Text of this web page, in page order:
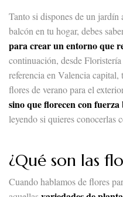
Tanto si dispones de un
balcón en tu hogar, debes
para crear un entorno que
continuación, desde
referencia en Valencia capital,
flores de verano para el
sino que florecen con fuerza
leyendo si quieres conocerlas
¿Qué son las
Cuando hablamos de flores